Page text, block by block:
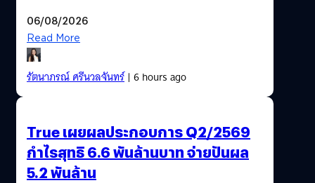
06/08/2026
Read More
รัตนาภรณ์ ศรีนวลจันทร์| 6 hours ago
True เผยผลประกอบการ Q2/2569
กำไรสุทธิ 6.6 พันล้านบาท จ่ายปันผล
5.2 พันล้าน